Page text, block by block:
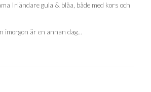
Irländare gula & blåa, både med kors och
imorgon är en annan dag…